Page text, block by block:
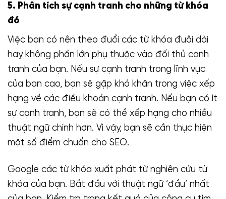
5. Phân tích sự cạnh tranh cho những từ khóa
đó
Việc bạn có nên theo đuổi các từ khóa đuôi dài
hay không phần lớn phụ thuộc vào đối thủ cạnh
tranh của bạn. Nếu sự cạnh tranh trong lĩnh vực
của bạn cao, bạn sẽ gặp khó khăn trong việc xếp
hạng về các điều khoản cạnh tranh. Nếu bạn có ít
sự cạnh tranh, bạn sẽ có thể xếp hạng cho nhiều
thuật ngữ chính hơn. Vì vậy, bạn sẽ cần thực hiện
một số điểm chuẩn cho SEO.
Google các từ khóa xuất phát từ nghiên cứu từ
khóa của bạn. Bắt đầu với thuật ngữ ‘đầu’ nhất